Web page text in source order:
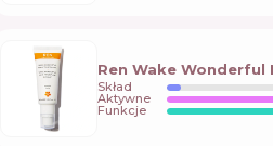
Ren Wake Wonderful
Skład
Aktywne
Funkcje